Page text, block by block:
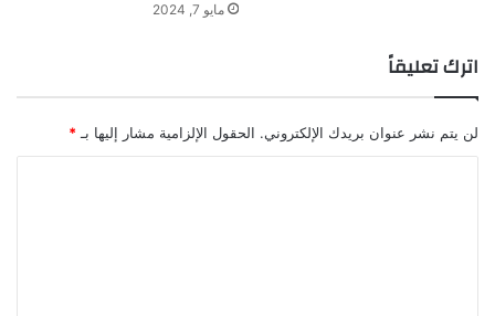
مايو 7, 2024
اترك تعليقاً
لن يتم نشر عنوان بريدك الإلكتروني. الحقول الإلزامية مشار إليها بـ *